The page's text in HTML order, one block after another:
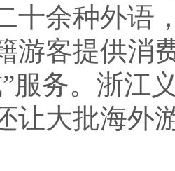
十余种外语
游客提供消
服务。浙江
让大批海外